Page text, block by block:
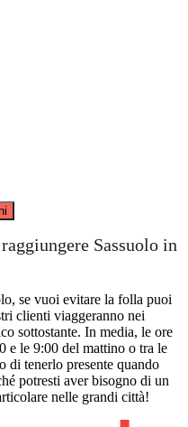
Sassuolo in
se vuoi evitare la folla puoi
clienti viaggeranno nei
sottostante. In media, le ore
e le 9:00 del mattino o tra le
di tenerlo presente quando
potresti aver bisogno di un
nelle grandi città!